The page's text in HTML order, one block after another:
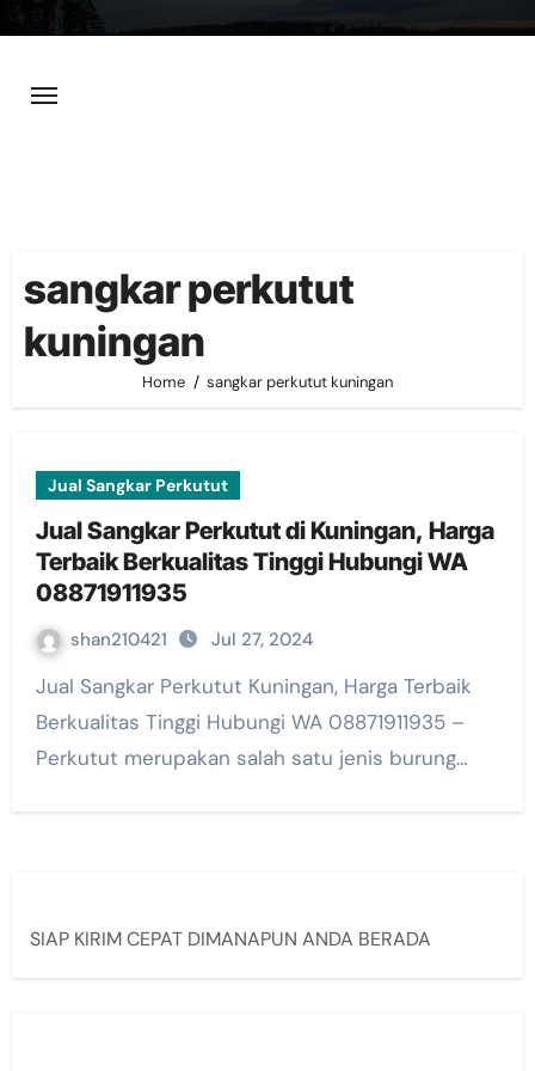
content
sangkar perkutut
kuningan
Home sangkar perkutut kuningan
Jual Sangkar Perkutut
Jual Sangkar Perkutut di Kuningan, Harga
Terbaik Berkualitas Tinggi Hubungi WA
08871911935
shan210421 Jul 27, 2024
Jual Sangkar Perkutut Kuningan, Harga Terbaik
Berkualitas Tinggi Hubungi WA 08871911935 –
Perkutut merupakan salah satu jenis burung…
SIAP KIRIM CEPAT DIMANAPUN ANDA BERADA